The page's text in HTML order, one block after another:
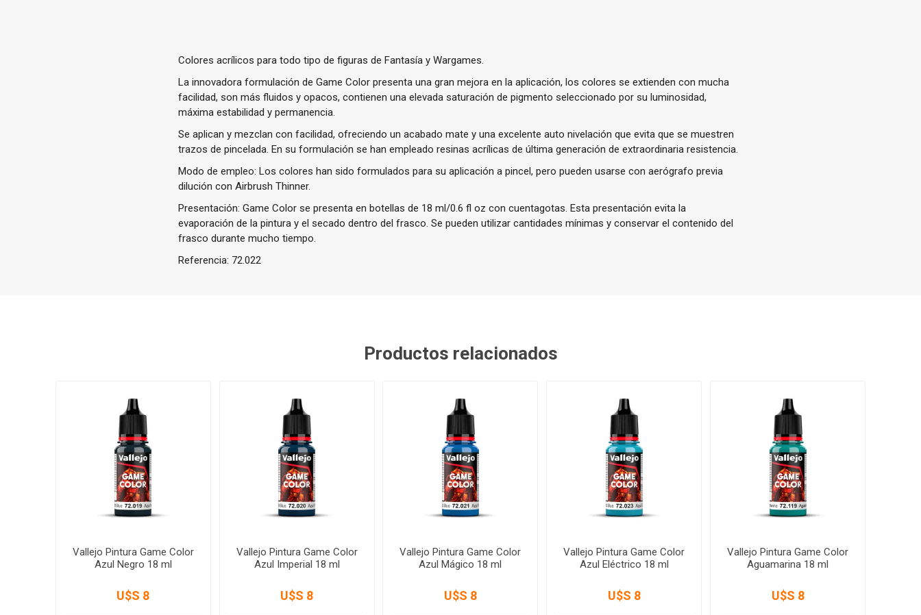
Colores acrílicos para todo tipo de figuras de Fantasía y Wargames.
La innovadora formulación de Game Color presenta una gran mejora en la aplicación, los colores se extienden con mucha
facilidad, son más fluidos y opacos, contienen una elevada saturación de pigmento seleccionado por su luminosidad,
máxima estabilidad y permanencia.
Se aplican y mezclan con facilidad, ofreciendo un acabado mate y una excelente auto nivelación que evita que se muestren
trazos de pincelada. En su formulación se han empleado resinas acrílicas de última generación de extraordinaria resistencia.
Modo de empleo: Los colores han sido formulados para su aplicación a pincel, pero pueden usarse con aerógrafo previa
dilución con Airbrush Thinner.
Presentación: Game Color se presenta en botellas de 18 ml/0.6 fl oz con cuentagotas. Esta presentación evita la
evaporación de la pintura y el secado dentro del frasco. Se pueden utilizar cantidades mínimas y conservar el contenido del
frasco durante mucho tiempo.
Referencia: 72.022
Productos relacionados
Vallejo Pintura Game Color
Azul Negro 18 ml
U$S 8
Vallejo Pintura Game Color
Azul Imperial 18 ml
U$S 8
Vallejo Pintura Game Color
Azul Mágico 18 ml
U$S 8
Vallejo Pintura Game Color
Azul Eléctrico 18 ml
U$S 8
Vallejo Pintura Game Color
Aguamarina 18 ml
U$S 8